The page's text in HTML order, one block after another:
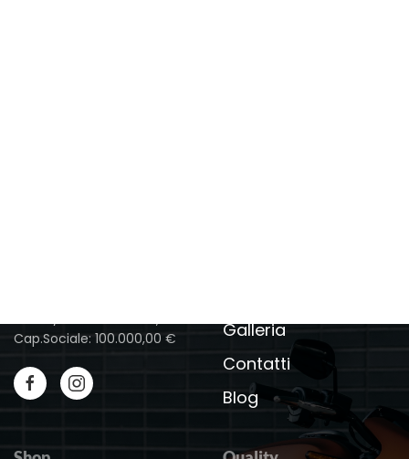
CCIAA/REA: PR 264478,
Cap.Sociale: 100.000,00 €
Galleria
Contatti
Blog